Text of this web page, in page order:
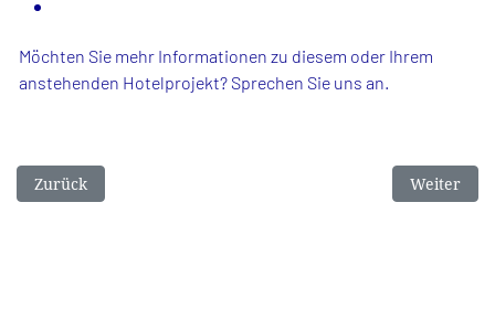
Möchten Sie mehr Informationen zu diesem oder Ihrem
anstehenden Hotelprojekt? Sprechen Sie uns an.
Vorheriger Beitrag: Steigenberger Hotel de Saxe Dresden
Zurück Nächster
Weiter